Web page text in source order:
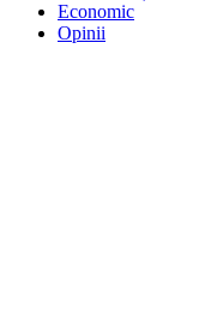
Economic
Opinii